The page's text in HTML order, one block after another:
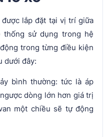
lắp đặt tại vị trí giữa
sử dụng trong hệ
trong từng điều kiện
dưới đây:
bình thường: tức là áp
dòng lớn hơn giá trị
một chiều sẽ tự động